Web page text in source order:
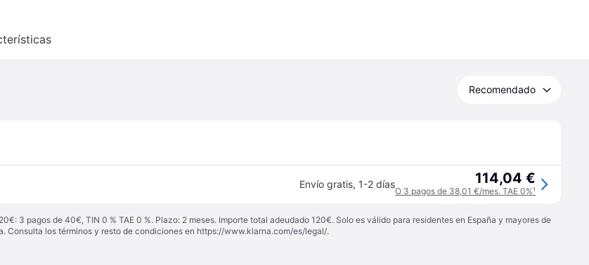
Recomendado
Envío gratis, 1-2 días 114,04 €
O 3 pagos de 38,01 €/mes. TAE 0%¹
3 pagos de 40€, TIN 0 % TAE 0 %. Plazo: 2 meses. Importe total adeudado 120€. Solo es válido para residentes en España y mayores de
Consulta los términos y resto de condiciones en https://www.klarna.com/es/legal/.